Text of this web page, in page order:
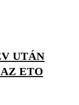
UTÁN
ETO